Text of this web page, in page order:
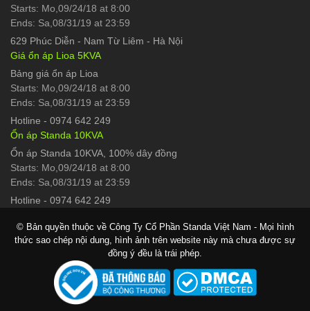
Starts: Mo,09/24/18 at 8:00
Ends: Sa,08/31/19 at 23:59
629 Phúc Diễn - Nam Từ Liêm - Hà Nội
Giá ổn áp Lioa 5KVA
Bảng giá ổn áp Lioa
Starts: Mo,09/24/18 at 8:00
Ends: Sa,08/31/19 at 23:59
Hotline - 0974 642 249
Ổn áp Standa 10KVA
Ổn áp Standa 10KVA, 100% dây đồng
Starts: Mo,09/24/18 at 8:00
Ends: Sa,08/31/19 at 23:59
Hotline - 0974 642 249
© Bản quyền thuộc về Công Ty Cổ Phần Standa Việt Nam - Mọi hình
thức sao chép nội dung, hình ảnh trên website này mà chưa được sự
đồng ý đều là trái phép.